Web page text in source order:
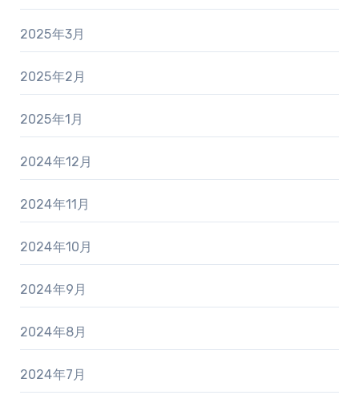
2025年3月
2025年2月
2025年1月
2024年12月
2024年11月
2024年10月
2024年9月
2024年8月
2024年7月